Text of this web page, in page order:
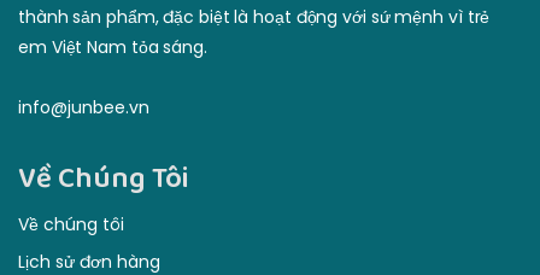
thành sản phẩm, đặc biệt là hoạt động với sứ mệnh vì trẻ
em Việt Nam tỏa sáng.
info@junbee.vn
Về Chúng Tôi
Về chúng tôi
Lịch sử đơn hàng